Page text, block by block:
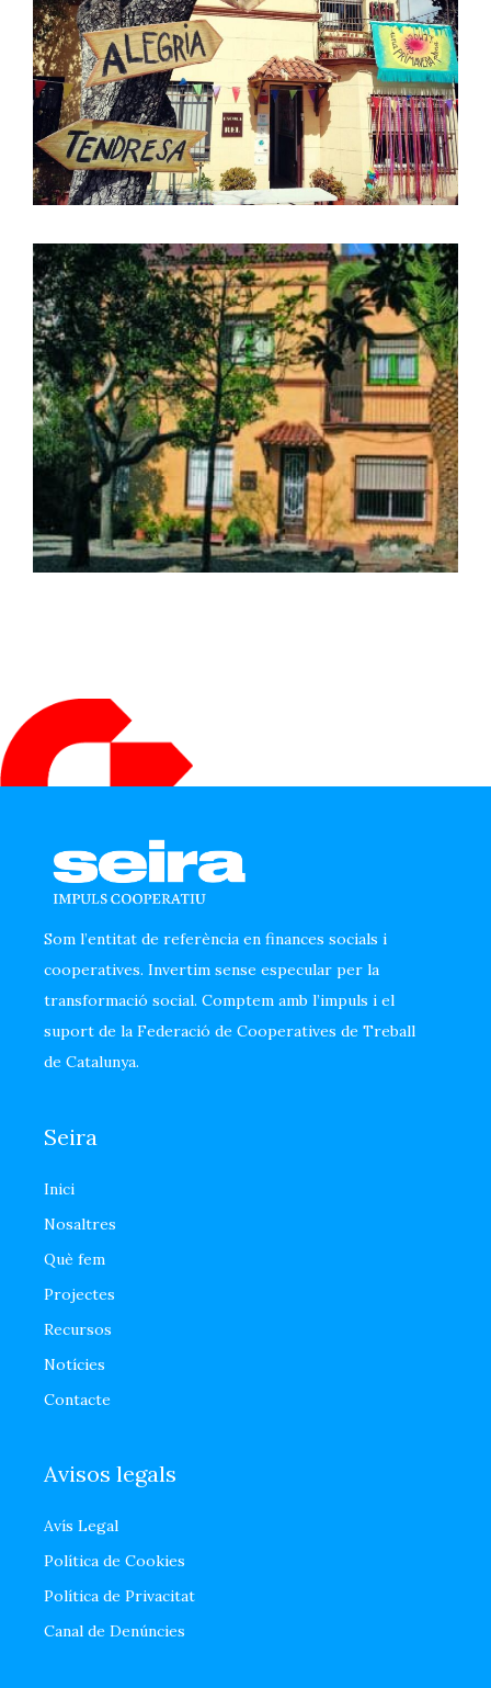
Som l’entitat de referència en finances socials i
cooperatives. Invertim sense especular per la
transformació social. Comptem amb l’impuls i el
suport de la Federació de Cooperatives de Treball
de Catalunya.
Seira
Inici
Nosaltres
Què fem
Projectes
Recursos
Notícies
Contacte
Avisos legals
Avís Legal
Política de Cookies
Política de Privacitat
Canal de Denúncies